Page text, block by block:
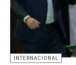
INTERNACIONAL